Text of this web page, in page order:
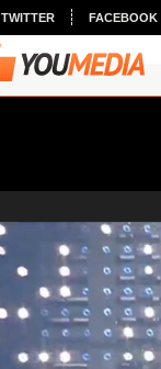
TWITTER FACEBOOK